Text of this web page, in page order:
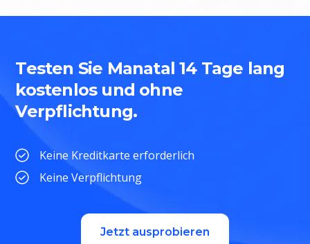
Testen Sie Manatal 14 Tage lang
kostenlos und ohne
Verpflichtung.
Keine Kreditkarte erforderlich
Keine Verpflichtung
Jetzt ausprobieren